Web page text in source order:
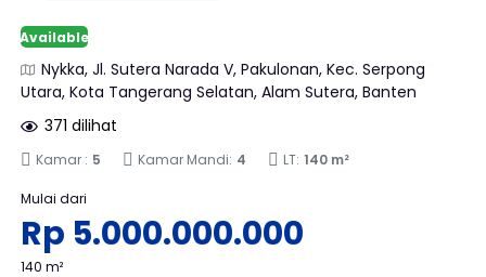
Available
Nykka, Jl. Sutera Narada V, Pakulonan, Kec. Serpong
Utara, Kota Tangerang Selatan, Alam Sutera, Banten
371 dilihat
Kamar : 5 Kamar Mandi: 4 LT: 140 m²
Mulai dari
Rp 5.000.000.000
140 m²